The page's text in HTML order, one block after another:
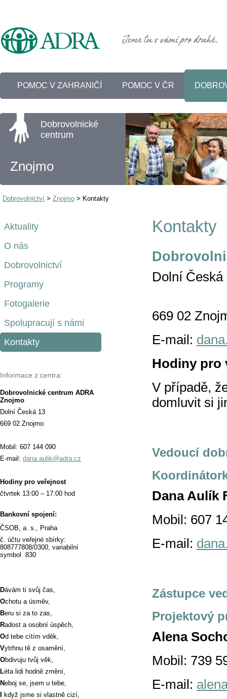
POMOC V ZAHRANIČÍ POMOC V ČR
Dobrovolnické
centrum
Znojmo
Dobrovolnictví > Znojmo > Kontakty
Aktuality
O nás
Dobrovolnictví
Programy
Fotogalerie
Spolupracují s námi
Kontakty
Informace z centra:
Dobrovolnické centrum ADRA
Znojmo
Dolní Česká 13
669 02 Znojmo
Mobil: 607 144 090
E-mail: dana.aulik@adra.cz
Hodiny pro veřejnost
čtvrtek 13:00 – 17:00 hod
Bankovní spojení:
ČSOB, a. s., Praha
č. účtu veřejné sbírky:
808777808/0300, variabilní
symbol 830
Dávám ti svůj čas,
Ochotu a úsměv,
Beru si za to zas,
Radost a osobní úspěch,
Od tebe cítím vděk,
Vytrhnu tě z osamění,
Obdivuju tvůj věk,
Léta lidi hodně změní,
Neboj se, jsem u tebe,
když jsme si vlastně cizí,
Kontakty
E-mail:
Hodiny
V případě,
domluvit si
Vedoucí
Dana Aulík
Mobil: 607
E-mail:
Zástupce
Projektový
Alena
Mobil: 739
E-mail: